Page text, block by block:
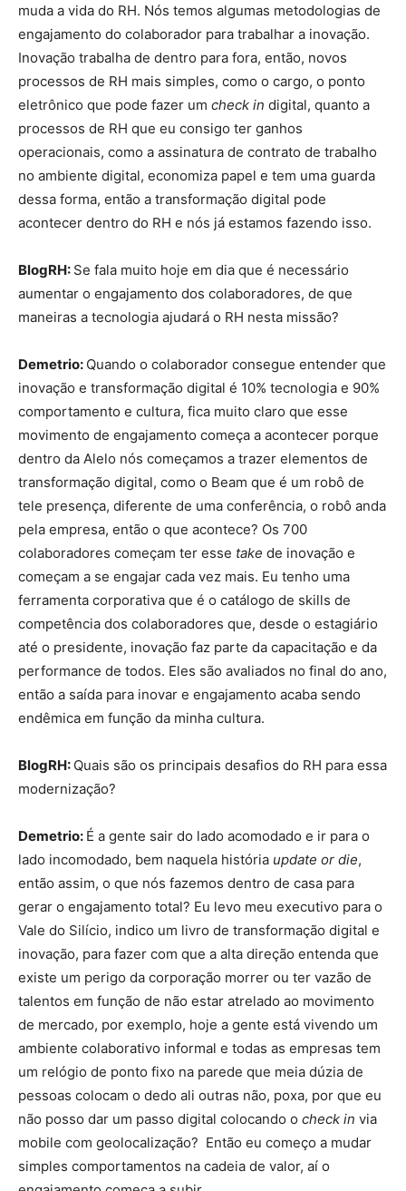
muda a vida do RH. Nós temos algumas metodologias de
engajamento do colaborador para trabalhar a inovação.
Inovação trabalha de dentro para fora, então, novos
processos de RH mais simples, como o cargo, o ponto
eletrônico que pode fazer um check in digital, quanto a
processos de RH que eu consigo ter ganhos
operacionais, como a assinatura de contrato de trabalho
no ambiente digital, economiza papel e tem uma guarda
dessa forma, então a transformação digital pode
acontecer dentro do RH e nós já estamos fazendo isso.
BlogRH: Se fala muito hoje em dia que é necessário
aumentar o engajamento dos colaboradores, de que
maneiras a tecnologia ajudará o RH nesta missão?
Demetrio: Quando o colaborador consegue entender que
inovação e transformação digital é 10% tecnologia e 90%
comportamento e cultura, fica muito claro que esse
movimento de engajamento começa a acontecer porque
dentro da Alelo nós começamos a trazer elementos de
transformação digital, como o Beam que é um robô de
tele presença, diferente de uma conferência, o robô anda
pela empresa, então o que acontece? Os 700
colaboradores começam ter esse take de inovação e
começam a se engajar cada vez mais. Eu tenho uma
ferramenta corporativa que é o catálogo de skills de
competência dos colaboradores que, desde o estagiário
até o presidente, inovação faz parte da capacitação e da
performance de todos. Eles são avaliados no final do ano,
então a saída para inovar e engajamento acaba sendo
endêmica em função da minha cultura.
BlogRH: Quais são os principais desafios do RH para essa
modernização?
Demetrio: É a gente sair do lado acomodado e ir para o
lado incomodado, bem naquela história update or die,
então assim, o que nós fazemos dentro de casa para
gerar o engajamento total? Eu levo meu executivo para o
Vale do Silício, indico um livro de transformação digital e
inovação, para fazer com que a alta direção entenda que
existe um perigo da corporação morrer ou ter vazão de
talentos em função de não estar atrelado ao movimento
de mercado, por exemplo, hoje a gente está vivendo um
ambiente colaborativo informal e todas as empresas tem
um relógio de ponto fixo na parede que meia dúzia de
pessoas colocam o dedo ali outras não, poxa, por que eu
não posso dar um passo digital colocando o check in via
mobile com geolocalização? Então eu começo a mudar
simples comportamentos na cadeia de valor, aí o